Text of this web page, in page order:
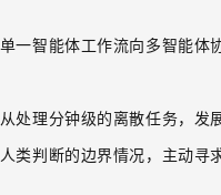
一智能体工作流向多智能
处理分钟级的离散任务，发
类判断的边界情况，主动寻